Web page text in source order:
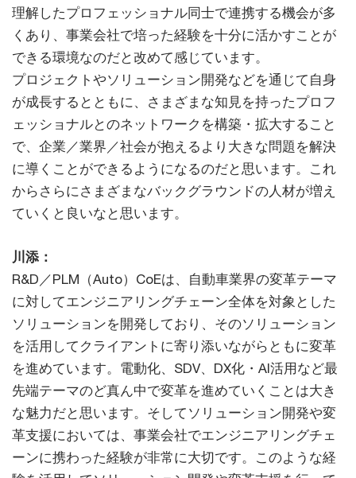
理解したプロフェッショナル同士で連携する機会が多
くあり、事業会社で培った経験を十分に活かすことが
できる環境なのだと改めて感じています。
プロジェクトやソリューション開発などを通じて自身
が成長するとともに、さまざまな知見を持ったプロフ
ェッショナルとのネットワークを構築・拡大すること
で、企業／業界／社会が抱えるより大きな問題を解決
に導くことができるようになるのだと思います。これ
からさらにさまざまなバックグラウンドの人材が増え
ていくと良いなと思います。
川添：
R&D／PLM（Auto）CoEは、自動車業界の変革テーマ
に対してエンジニアリングチェーン全体を対象とした
ソリューションを開発しており、そのソリューション
を活用してクライアントに寄り添いながらともに変革
を進めています。電動化、SDV、DX化・AI活用など最
先端テーマのど真ん中で変革を進めていくことは大き
な魅力だと思います。そしてソリューション開発や変
革支援においては、事業会社でエンジニアリングチェ
ーンに携わった経験が非常に大切です。このような経